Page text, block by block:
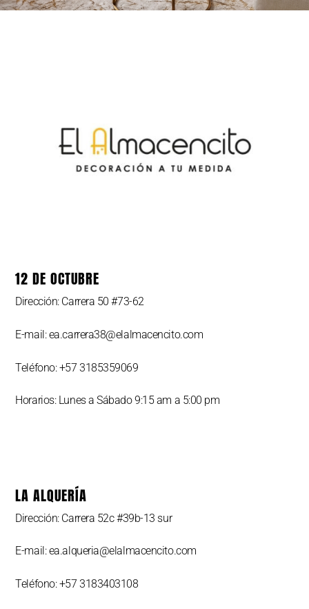
12 DE OCTUBRE
Dirección: Carrera 50 #73-62
E-mail: ea.carrera38@elalmacencito.com
Teléfono: +57 3185359069
Horarios: Lunes a Sábado 9:15 am a 5:00 pm
LA ALQUERÍA
Dirección: Carrera 52c #39b-13 sur
E-mail: ea.alqueria@elalmacencito.com
Teléfono: +57 3183403108